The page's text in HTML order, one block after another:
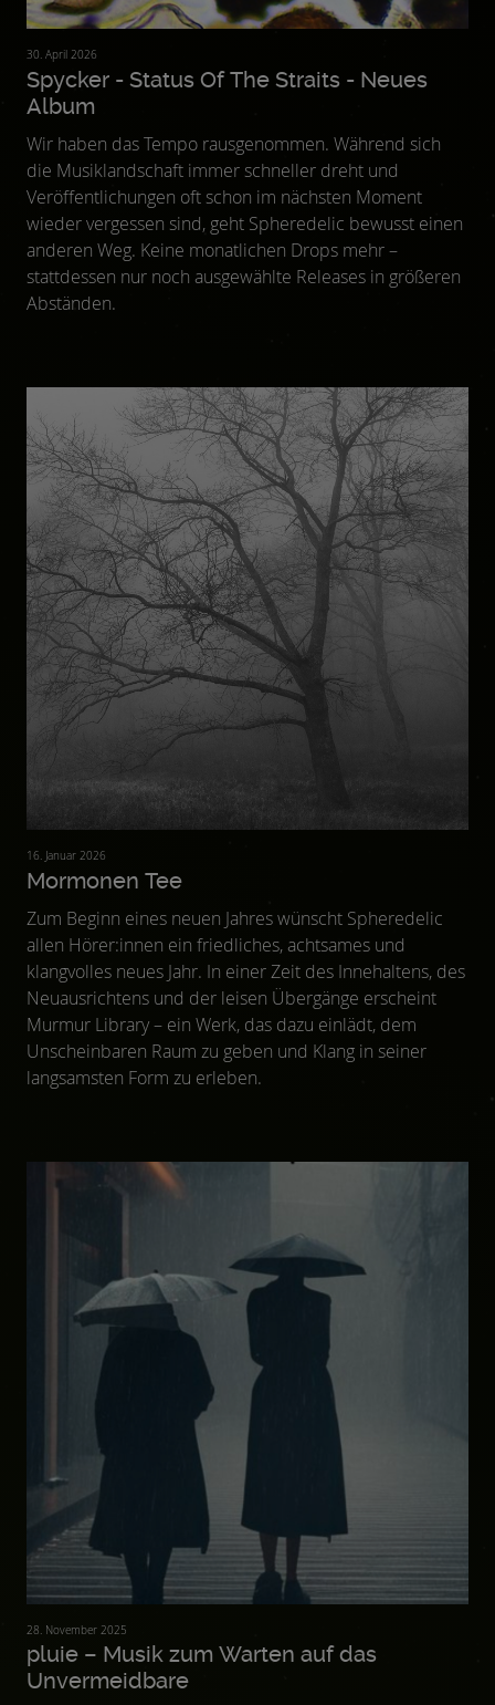
30. April 2026
Spycker - Status Of The Straits - Neues
Album
Wir haben das Tempo rausgenommen. Während sich
die Musiklandschaft immer schneller dreht und
Veröffentlichungen oft schon im nächsten Moment
wieder vergessen sind, geht Spheredelic bewusst einen
anderen Weg. Keine monatlichen Drops mehr –
stattdessen nur noch ausgewählte Releases in größeren
Abständen.
16. Januar 2026
Mormonen Tee
Zum Beginn eines neuen Jahres wünscht Spheredelic
allen Hörer:innen ein friedliches, achtsames und
klangvolles neues Jahr. In einer Zeit des Innehaltens, des
Neuausrichtens und der leisen Übergänge erscheint
Murmur Library – ein Werk, das dazu einlädt, dem
Unscheinbaren Raum zu geben und Klang in seiner
langsamsten Form zu erleben.
28. November 2025
pluie – Musik zum Warten auf das
Unvermeidbare